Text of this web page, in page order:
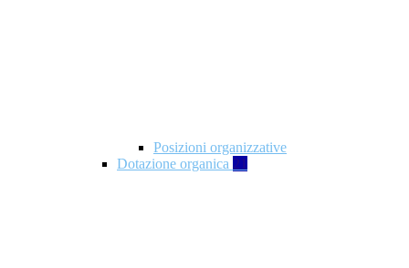
Posizioni organizzative
Dotazione organica 21